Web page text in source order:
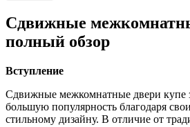
Сдвижные
полный обзор
Вступление
Сдвижные межкомнатные двери купе
большую популярность благодаря
стильному дизайну. В отличие от